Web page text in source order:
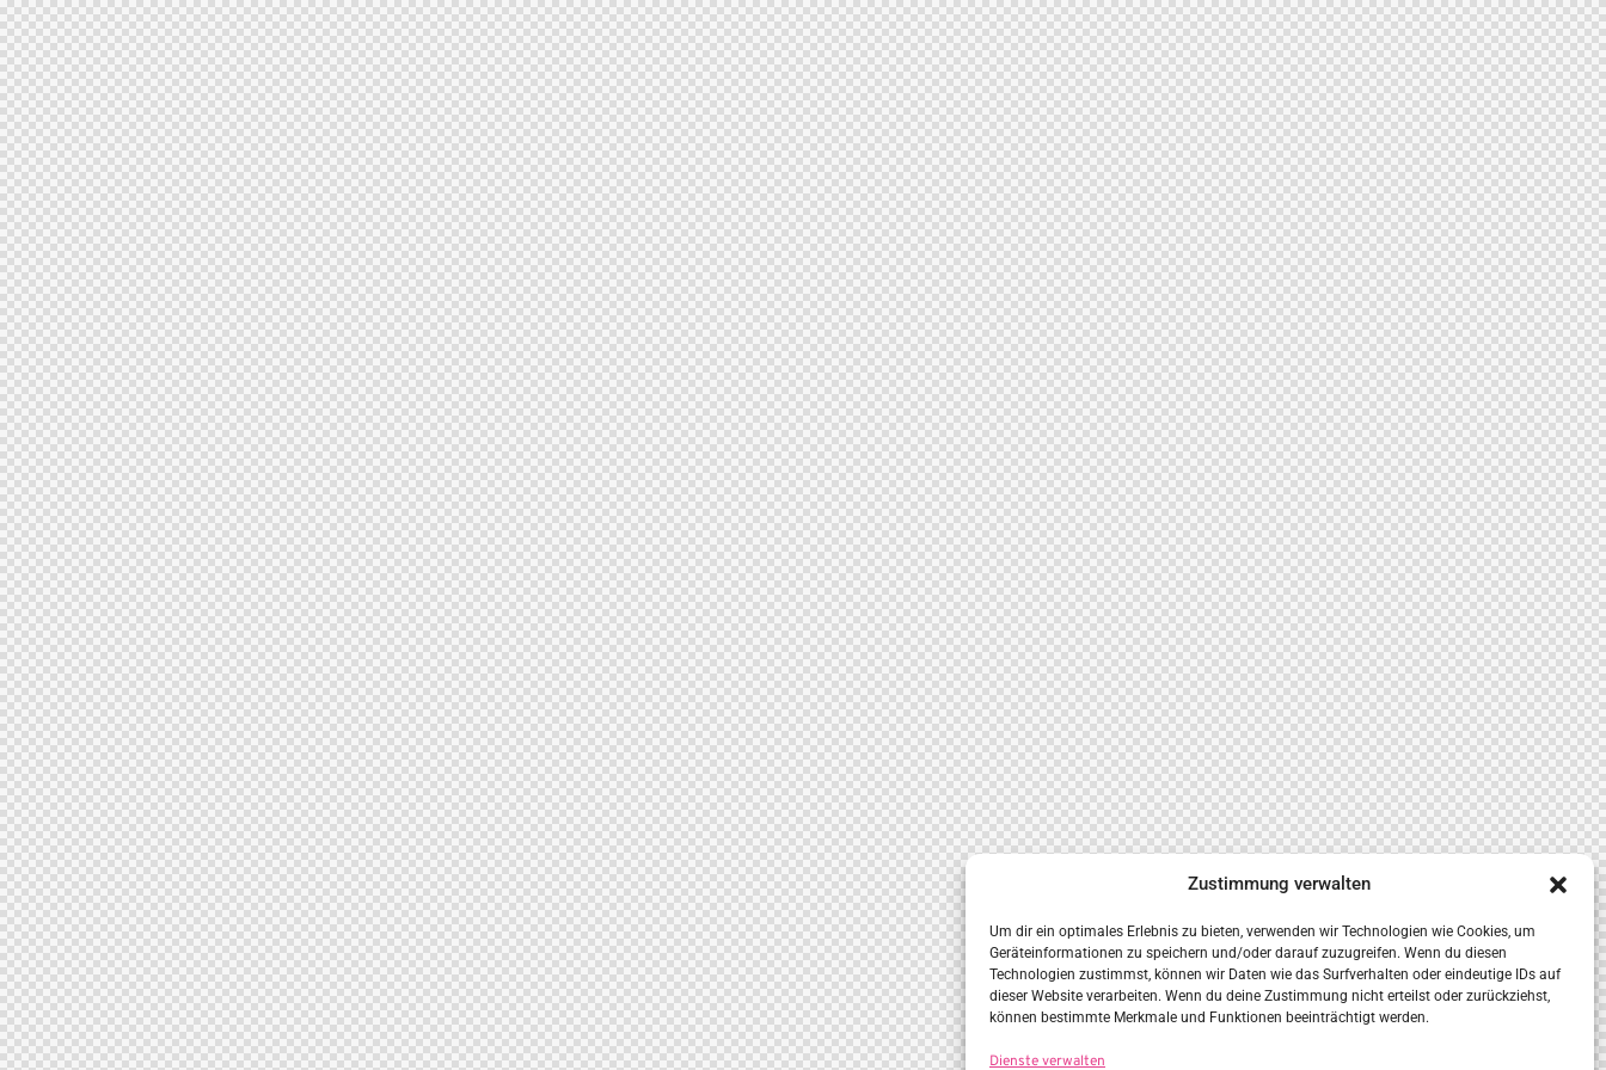
Zustimmung verwalten
Um dir ein optimales Erlebnis zu bieten, verwenden wir Technologien wie Cookies, um
Geräteinformationen zu speichern und/oder darauf zuzugreifen. Wenn du diesen
Technologien zustimmst, können wir Daten wie das Surfverhalten oder eindeutige IDs auf
dieser Website verarbeiten. Wenn du deine Zustimmung nicht erteilst oder zurückziehst,
können bestimmte Merkmale und Funktionen beeinträchtigt werden.
Dienste verwalten